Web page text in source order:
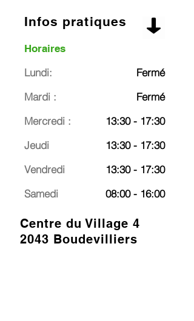
Infos pratiques
Horaires
Lundi:
Mardi :
Mercredi :
Jeudi
Vendredi
Samedi
Fermé
Fermé
13:30 - 17:30
13:30 - 17:30
13:30 - 17:30
08:00 - 16:00
Centre du Village 4
2043 Boudevilliers